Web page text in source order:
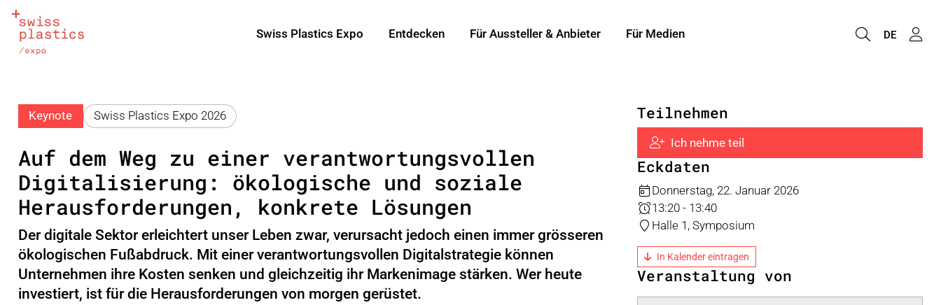
Swiss Plastics Expo Entdecken Für Aussteller & Anbieter Für Medien DE
Keynote Swiss Plastics Expo 2026
Auf dem Weg zu einer verantwortungsvollen
Digitalisierung: ökologische und soziale
Herausforderungen, konkrete Lösungen
Der digitale Sektor erleichtert unser Leben zwar, verursacht jedoch einen immer grösseren
ökologischen Fußabdruck. Mit einer verantwortungsvollen Digitalstrategie können
Unternehmen ihre Kosten senken und gleichzeitig ihr Markenimage stärken. Wer heute
investiert, ist für die Herausforderungen von morgen gerüstet.
Teilnehmen
Ich nehme teil
Eckdaten
Donnerstag, 22. Januar 2026
13:20 - 13:40
Halle 1, Symposium
In Kalender eintragen
Veranstaltung von